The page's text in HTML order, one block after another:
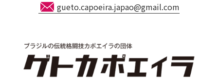
gueto.capoeira.japao@gmail.com